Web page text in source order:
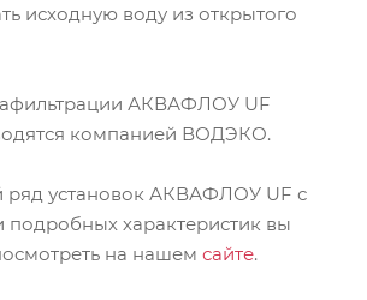
исходную воду из открытого
АКВАФЛОУ UF
компанией ВОДЭКО.
ряд установок АКВАФЛОУ UF с
подробных характеристик вы
на нашем сайте.